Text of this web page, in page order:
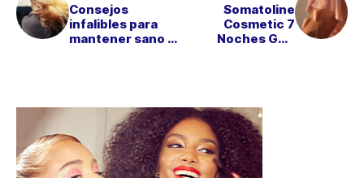
Consejos
infalibles para
mantener sano el
Somatoline
Cosmetic 7
Noches Gel-
más delicadas